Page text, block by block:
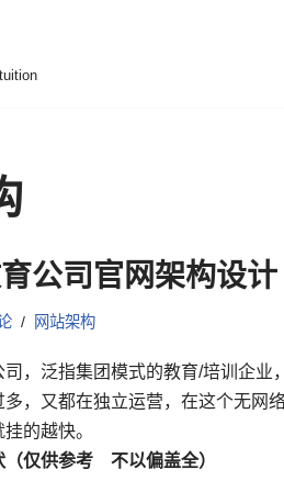
公司官网架构设计
网站架构
，泛指集团模式的教育/培训企
，又都在独立运营，在这个无网
的越快。
（仅供参考 不以偏盖全）